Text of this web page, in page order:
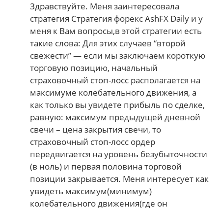
Здравствуйте. Меня заинтересовала
стратегия Стратегия форекс AshFX Daily и у
меня к Вам вопросы,в этой стратегии есть
такие слова: Для этих случаев “второй
свежести” — если мы заключаем короткую
торговую позицию, начальный
страховочный стоп-лосс располагается на
максимуме колебательного движения, а
как только вы увидете прибыль по сделке,
равную: максимум предыдущей дневной
свечи – цена закрытия свечи, то
страховочный стоп-лосс ордер
передвигается на уровень безубыточности
(в ноль) и первая половина торговой
позиции закрывается. Меня интересует как
увидеть максимум(минимум)
колебательного движения(где он